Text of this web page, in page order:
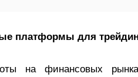
платформы для
на финансовых